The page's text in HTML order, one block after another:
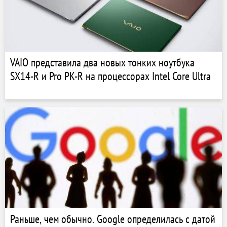
VAIO представила два новых тонких ноутбука
SX14-R и Pro PK-R на процессорах Intel Core Ultra
Раньше, чем обычно. Google определилась с датой